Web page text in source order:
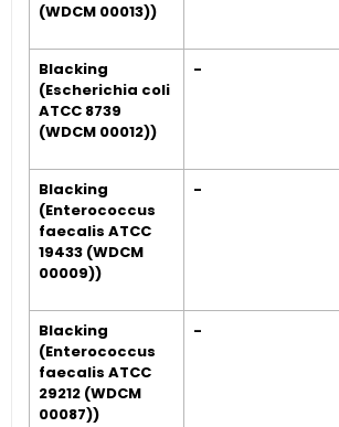
(WDCM 00013))
Blacking
(Escherichia coli
ATCC 8739
(WDCM 00012))
-
Blacking
(Enterococcus
faecalis ATCC
19433 (WDCM
00009))
-
Blacking
(Enterococcus
faecalis ATCC
29212 (WDCM
00087))
-